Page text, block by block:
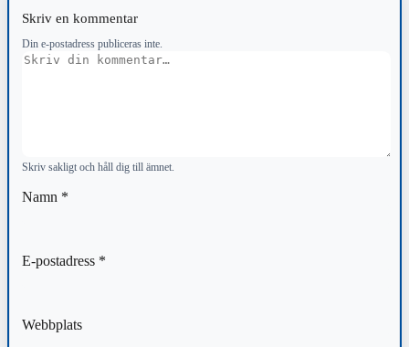
Skriv en kommentar
Din e-postadress publiceras inte.
Kommentar
Skriv sakligt och håll dig till ämnet.
Namn *
E-postadress *
Webbplats